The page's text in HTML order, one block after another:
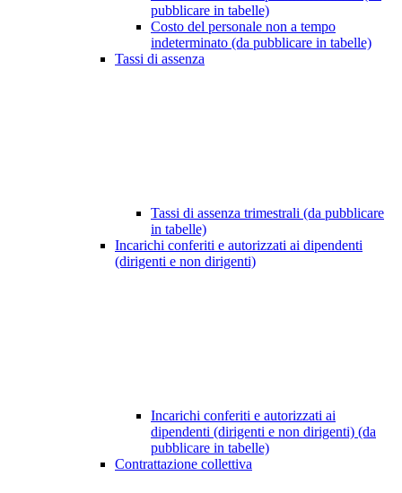
pubblicare in tabelle)
Costo del personale non a tempo
indeterminato (da pubblicare in tabelle)
Tassi di assenza
Tassi di assenza trimestrali (da pubblicare
in tabelle)
Incarichi conferiti e autorizzati ai dipendenti
(dirigenti e non dirigenti)
Incarichi conferiti e autorizzati ai
dipendenti (dirigenti e non dirigenti) (da
pubblicare in tabelle)
Contrattazione collettiva